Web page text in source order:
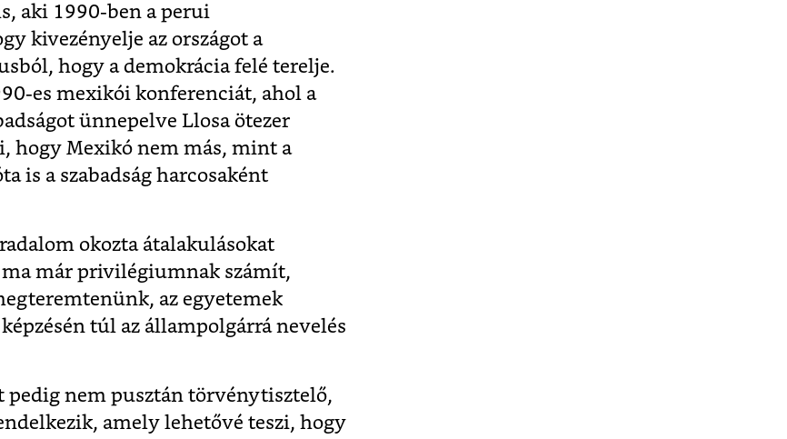
aki 1990-ben a perui
kivezényelje az országot a
hogy a demokrácia felé terelje.
es mexikói konferenciát, ahol a
ünnepelve Llosa ötezer
hogy Mexikó nem más, mint a
is a szabadság harcosaként
okozta átalakulásokat
már privilégiumnak számít,
az egyetemek
túl az állampolgárrá nevelés
pedig nem pusztán törvénytisztelő,
amely lehetővé teszi, hogy